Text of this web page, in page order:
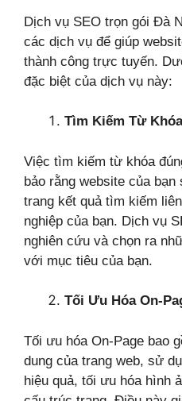
Dịch vụ SEO trọn gói Đà
các dịch vụ để giúp
thành công trực tuyến.
đặc biệt của dịch vụ này:
Tìm Kiếm Từ Khóa
Việc tìm kiếm từ khóa
bảo rằng website của
trang kết quả tìm kiếm
nghiệp của bạn. Dịch vụ
nghiên cứu và chọn ra
với mục tiêu của bạn.
Tối Ưu Hóa On-
Tối ưu hóa On-Page bao
dung của trang web, sử
hiệu quả, tối ưu hóa hình